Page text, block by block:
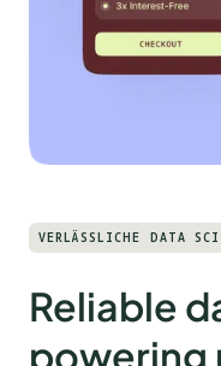
VERLÄSSLICHE DATA
Reliable
powering